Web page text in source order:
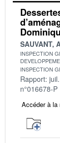
SAUVANT,
INSPECTION
INSPECTION
Rapport:
n°016678-P
Accéder à la